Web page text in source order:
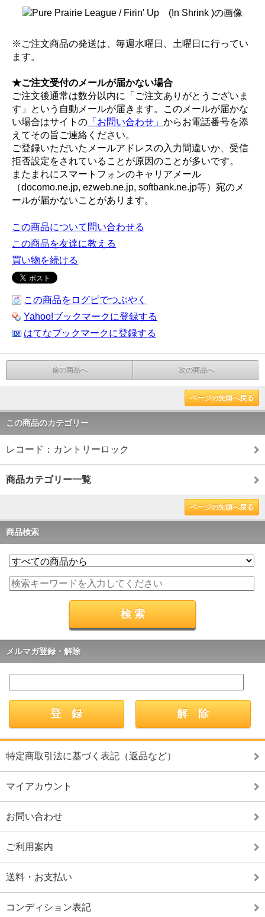
※ご注文商品の発送は、毎週水曜日、土曜日に行ってい
ます。
★ご注文受付のメールが届かない場合
ご注文後通常は数分以内に「ご注文ありがとうございま
す」という自動メールが届きます。このメールが届かな
い場合はサイトの 「お問い合わせ」 からお電話番号を添
えてその旨ご連絡ください。
ご登録いただいたメールアドレスの入力間違いか、受信
拒否設定をされていることが原因のことが多いです。
またまれにスマートフォンのキャリアメール
（docomo.ne.jp, ezweb.ne.jp, softbank.ne.jp等）宛のメ
ールが届かないことがあります。
この商品について問い合わせる
この商品を友達に教える
買い物を続ける
この商品をログピでつぶやく
Yahoo!ブックマークに登録する
はてなブックマークに登録する
前の商品へ 次の商品へ
ページの先頭へ戻る
この商品のカテゴリー
レコード：カントリーロック
商品カテゴリー一覧
ページの先頭へ戻る
商品検索
メルマガ登録・解除
特定商取引法に基づく表記（返品など）
マイアカウント
お問い合わせ
ご利用案内
送料・お支払い
コンディション表記